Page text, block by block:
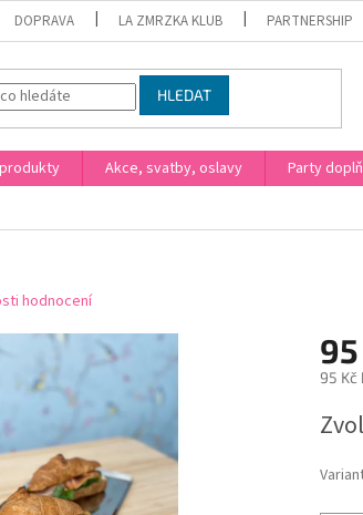
DOPRAVA LA ZMRZKA KLUB PARTNERSHIP
HLEDAT
Akce, svatby, oslavy Party
hodnocení
95 Kč
cena: